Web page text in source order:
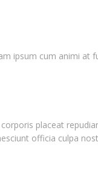
ipsum cum animi at
placeat
officia culpa